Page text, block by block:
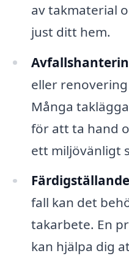
av takmaterial
just ditt hem.
eller
Många
för att ta hand
ett miljövänligt
fall kan det
takarbete. En
kan hjälpa dig